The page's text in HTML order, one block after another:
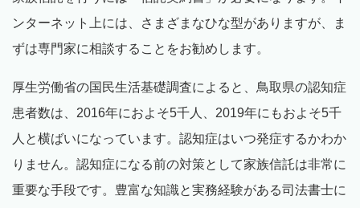
ンターネット上には、さまざまなひな型がありますが、ま
ずは専門家に相談することをお勧めします。
厚生労働省の国民生活基礎調査によると、鳥取県の認知症
患者数は、2016年におよそ5千人、2019年にもおよそ5千
人と横ばいになっています。認知症はいつ発症するかわか
りません。認知症になる前の対策として家族信託は非常に
重要な手段です。豊富な知識と実務経験がある司法書士に